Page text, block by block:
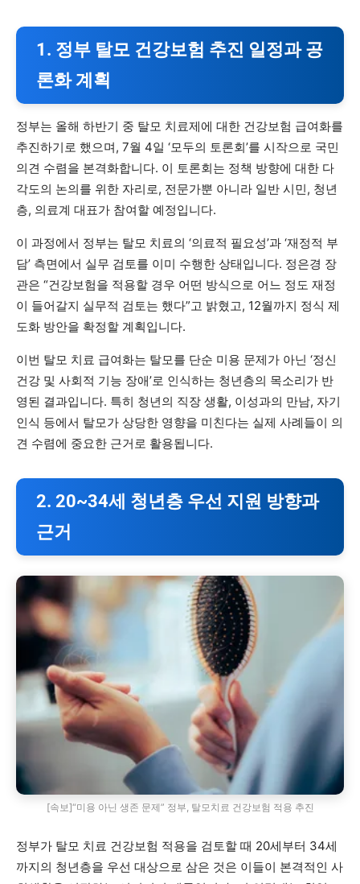
1. 정부 탈모 건강보험 추진 일정과 공
론화 계획
정부는 올해 하반기 중 탈모 치료제에 대한 건강보험 급여화를
추진하기로 했으며, 7월 4일 ‘모두의 토론회’를 시작으로 국민
의견 수렴을 본격화합니다. 이 토론회는 정책 방향에 대한 다
각도의 논의를 위한 자리로, 전문가뿐 아니라 일반 시민, 청년
층, 의료계 대표가 참여할 예정입니다.
이 과정에서 정부는 탈모 치료의 ‘의료적 필요성’과 ‘재정적 부
담’ 측면에서 실무 검토를 이미 수행한 상태입니다. 정은경 장
관은 “건강보험을 적용할 경우 어떤 방식으로 어느 정도 재정
이 들어갈지 실무적 검토는 했다”고 밝혔고, 12월까지 정식 제
도화 방안을 확정할 계획입니다.
이번 탈모 치료 급여화는 탈모를 단순 미용 문제가 아닌 ‘정신
건강 및 사회적 기능 장애’로 인식하는 청년층의 목소리가 반
영된 결과입니다. 특히 청년의 직장 생활, 이성과의 만남, 자기
인식 등에서 탈모가 상당한 영향을 미친다는 실제 사례들이 의
견 수렴에 중요한 근거로 활용됩니다.
2. 20~34세 청년층 우선 지원 방향과
근거
[속보]“미용 아닌 생존 문제” 정부, 탈모치료 건강보험 적용 추진
정부가 탈모 치료 건강보험 적용을 검토할 때 20세부터 34세
까지의 청년층을 우선 대상으로 삼은 것은 이들이 본격적인 사